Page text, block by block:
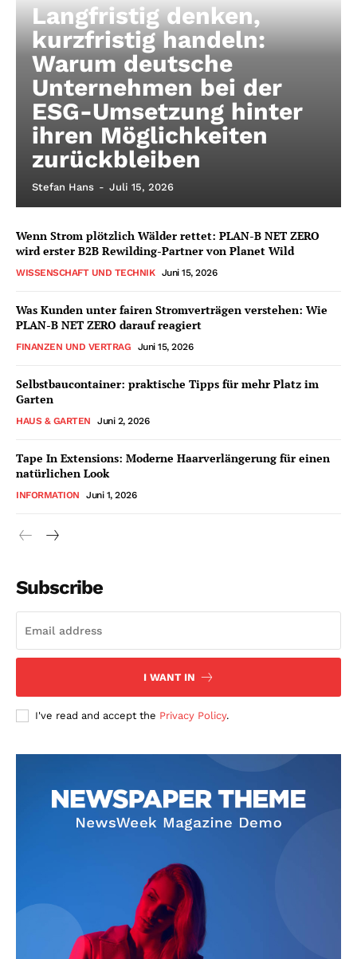
Langfristig denken,
kurzfristig handeln:
Warum deutsche
Unternehmen bei der
ESG-Umsetzung hinter
ihren Möglichkeiten
zurückbleiben
Stefan Hans - Juli 15, 2026
Wenn Strom plötzlich Wälder rettet: PLAN-B NET ZERO
wird erster B2B Rewilding-Partner von Planet Wild
WISSENSCHAFT UND TECHNIK Juni 15, 2026
Was Kunden unter fairen Stromverträgen verstehen: Wie
PLAN-B NET ZERO darauf reagiert
FINANZEN UND VERTRAG Juni 15, 2026
Selbstbaucontainer: praktische Tipps für mehr Platz im
Garten
HAUS & GARTEN Juni 2, 2026
Tape In Extensions: Moderne Haarverlängerung für einen
natürlichen Look
INFORMATION Juni 1, 2026
Subscribe
I WANT IN
I've read and accept the Privacy Policy.